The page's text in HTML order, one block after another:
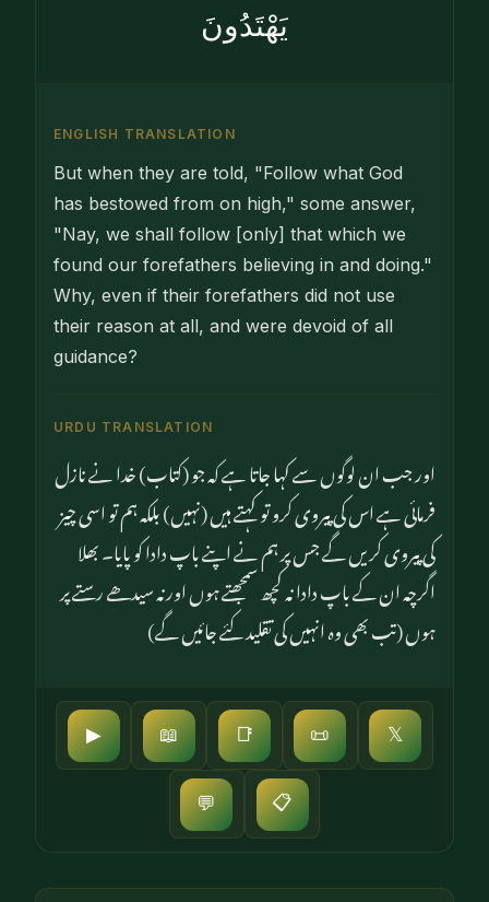
يَهْتَدُونَ
ENGLISH TRANSLATION
But when they are told, "Follow what God
has bestowed from on high," some answer,
"Nay, we shall follow [only] that which we
found our forefathers believing in and doing."
Why, even if their forefathers did not use
their reason at all, and were devoid of all
guidance?
URDU TRANSLATION
اور جب ان لوگوں سے کہا جاتا ہے کہ جو (کتاب) خدا نے نازل
فرمائی ہے اس کی پیروی کرو تو کہتے ہیں (نہیں) بلکہ ہم تو اسی چیز
کی پیروی کریں گے جس پر ہم نے اپنے باپ دادا کو پایا۔ بھلا
اگرچہ ان کے باپ دادا نہ کچھ سمجھتے ہوں اورنہ سیدھے رستے پر
ہوں (تب بھی وہ انہیں کی تقلید کئے جائیں گے)
▶ 📖 📑 📜 𝕏
💬 📋